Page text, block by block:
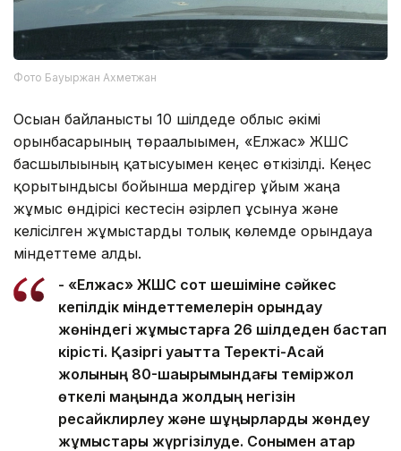
Фото Бауыржан Ахметжан
Осыған байланысты 10 шілдеде облыс әкімі
орынбасарының төрағалығымен, «Елжас» ЖШС
басшылығының қатысуымен кеңес өткізілді. Кеңес
қорытындысы бойынша мердігер ұйым жаңа
жұмыс өндірісі кестесін әзірлеп ұсынуға және
келісілген жұмыстарды толық көлемде орындауға
міндеттеме алды.
- «Елжас» ЖШС сот шешіміне сәйкес
кепілдік міндеттемелерін орындау
жөніндегі жұмыстарға 26 шілдеден бастап
кірісті. Қазіргі уақытта Теректі-Ақсай
жолының 80-шақырымындағы теміржол
өткелі маңында жолдың негізін
ресайклирлеу және шұңқырларды жөндеу
жұмыстары жүргізілуде. Сонымен қатар